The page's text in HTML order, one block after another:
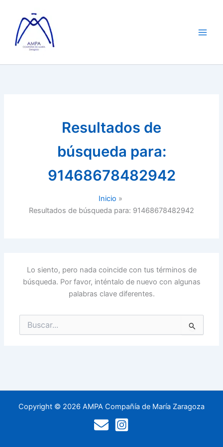
contenido
Resultados de
búsqueda para:
91468678482942
Inicio
Resultados de búsqueda para: 91468678482942
Lo siento, pero nada coincide con tus términos de
búsqueda. Por favor, inténtalo de nuevo con algunas
palabras clave diferentes.
por:
Copyright © 2026 AMPA Compañía de María Zaragoza